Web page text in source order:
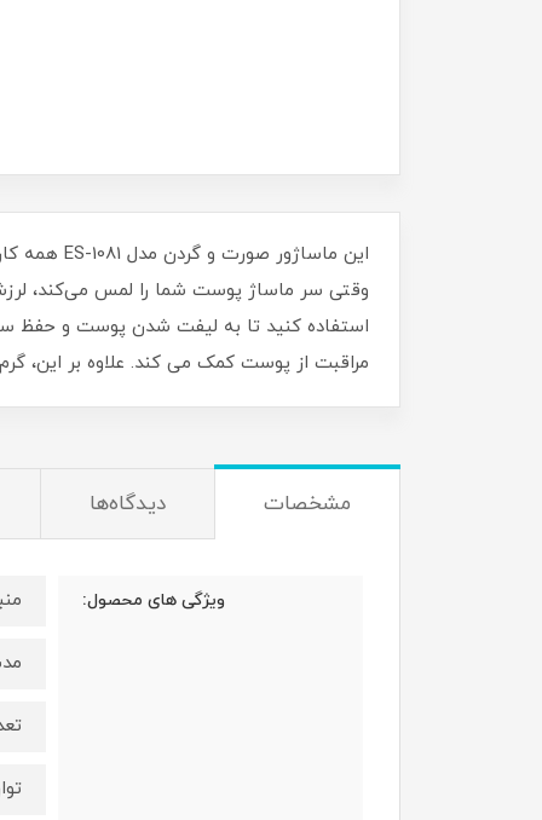
وقتی سر ماساژ پوست شما را لمس می‌کند، لرزش
استفاده کنید تا به لیفت شدن پوست و حفظ
مراقبت از پوست کمک می کند. علاوه بر این،
مشخصات دیدگاه‌ها
ویژگی های محصول: